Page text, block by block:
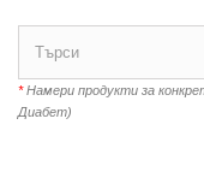
*Намери продукти за
Диабет)